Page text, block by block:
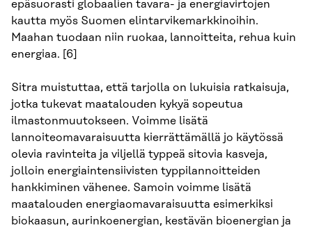
epäsuorasti globaalien tavara- ja energiavirtojen
kautta myös Suomen elintarvikemarkkinoihin.
Maahan tuodaan niin ruokaa, lannoitteita, rehua kuin
energiaa. [6]
Sitra muistuttaa, että tarjolla on lukuisia ratkaisuja,
jotka tukevat maatalouden kykyä sopeutua
ilmastonmuutokseen. Voimme lisätä
lannoiteomavaraisuutta kierrättämällä jo käytössä
olevia ravinteita ja viljellä typpeä sitovia kasveja,
jolloin energiaintensiivisten typpilannoitteiden
hankkiminen vähenee. Samoin voimme lisätä
maatalouden energiaomavaraisuutta esimerkiksi
biokaasun, aurinkoenergian, kestävän bioenergian ja